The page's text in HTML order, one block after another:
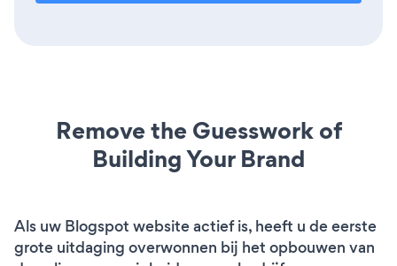
Remove the Guesswork of
Building Your Brand
Als uw Blogspot website actief is, heeft u de eerste
grote uitdaging overwonnen bij het opbouwen van